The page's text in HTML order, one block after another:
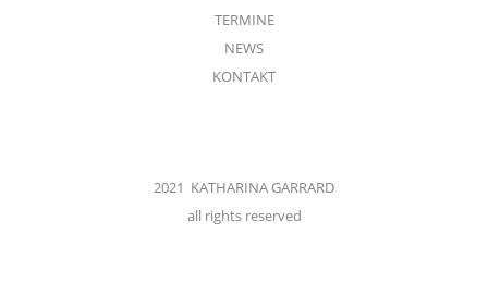
TERMINE
NEWS
KONTAKT
2021 KATHARINA GARRARD
all rights reserved